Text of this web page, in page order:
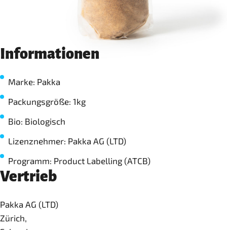
Informationen
Marke: Pakka
Packungsgröße: 1kg
Bio: Biologisch
Lizenznehmer: Pakka AG (LTD)
Programm: Product Labelling (ATCB)
Vertrieb
Pakka AG (LTD)
Zürich,